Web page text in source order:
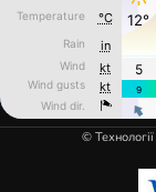
© Технології